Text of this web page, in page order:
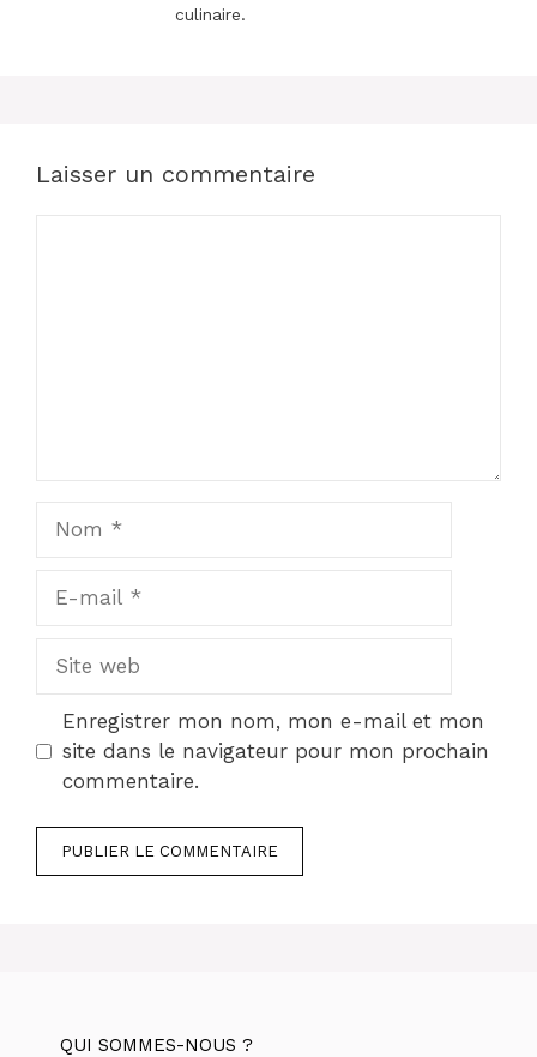
culinaire.
Laisser un commentaire
mail
web
Enregistrer mon nom, mon e-mail et mon
site dans le navigateur pour mon prochain
commentaire.
QUI SOMMES-NOUS ?